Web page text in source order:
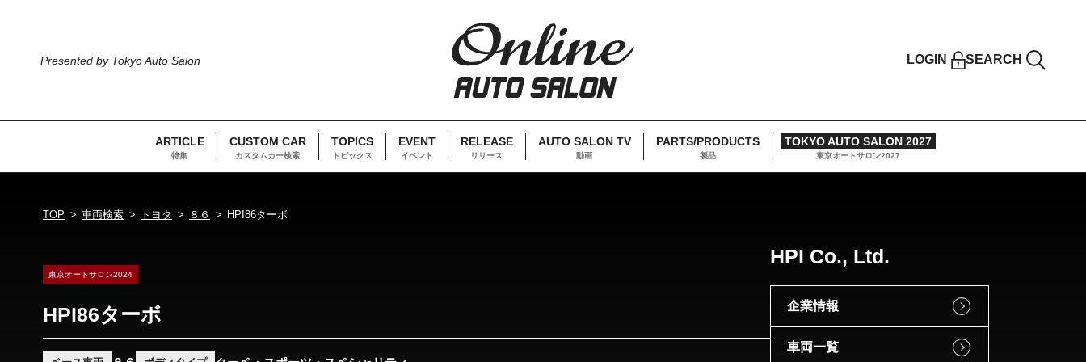
Presented by Tokyo Auto Salon LOGIN SEARCH
ARTICLE
特集
CUSTOM CAR
カスタムカー検索
TOPICS
トピックス
EVENT
イベント
RELEASE
リリース
AUTO SALON TV
動画
PARTS/PRODUCTS
製品
TOKYO AUTO SALON 2027
東京オートサロン2027
TOP 車両検索 トヨタ ８６ HPI86ターボ
東京オートサロン2024
HPI86ターボ
HPI Co., Ltd.
企業情報
車両一覧